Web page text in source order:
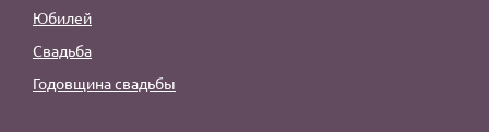
Юбилей
Свадьба
Годовщина свадьбы